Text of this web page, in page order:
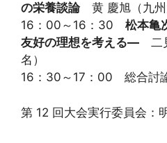
の栄養談論黄 慶旭（九州
16：00～16：30 松本亀
友好の理想を考える― 二
名）
16：30～17：00 総合討
第 12 回大会実行委員会